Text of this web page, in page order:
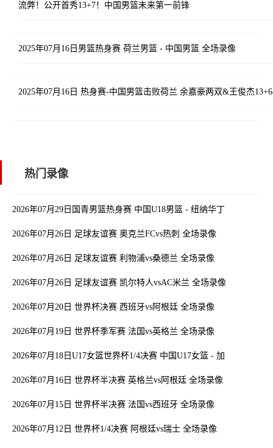
流弊！公开首秀13+7！中国男篮未来第一前锋
2025年07月16日男篮热身赛 荷兰男篮 - 中国男篮 全场录像
2025年07月16日 热身赛-中国男篮击败荷兰 余嘉豪两双&王俊杰
热门录像
2026年07月29日国青男篮热身赛 中国U18男篮 - 纽纳华丁闪电队 全场
2026年07月26日 足球友谊赛 奥克兰FCvs热刺 全场录像
2026年07月26日 足球友谊赛 利物浦vs桑德兰 全场录像
2026年07月26日 足球友谊赛 凯尔特人vsAC米兰 全场录像
2026年07月20日 世界杯决赛 西班牙vs阿根廷 全场录像
2026年07月19日 世界杯季军赛 法国vs英格兰 全场录像
2026年07月18日U17女篮世界杯1/4决赛 中国U17女篮 - 加拿大U17女
2026年07月16日 世界杯半决赛 英格兰vs阿根廷 全场录像
2026年07月15日 世界杯半决赛 法国vs西班牙 全场录像
2026年07月12日 世界杯1/4决赛 阿根廷vs瑞士 全场录像